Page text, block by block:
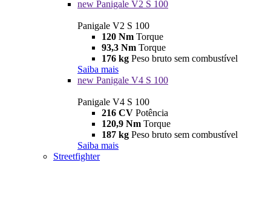
new Panigale V2 S 100
Panigale V2 S 100
120 Nm Torque
93,3 Nm Torque
176 kg Peso bruto sem combustível
Saiba mais
new Panigale V4 S 100
Panigale V4 S 100
216 CV Potência
120,9 Nm Torque
187 kg Peso bruto sem combustível
Saiba mais
Streetfighter